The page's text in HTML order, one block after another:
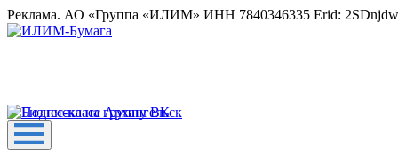
Реклама. АО «Группа «ИЛИМ» ИНН 7840346335 Erid: